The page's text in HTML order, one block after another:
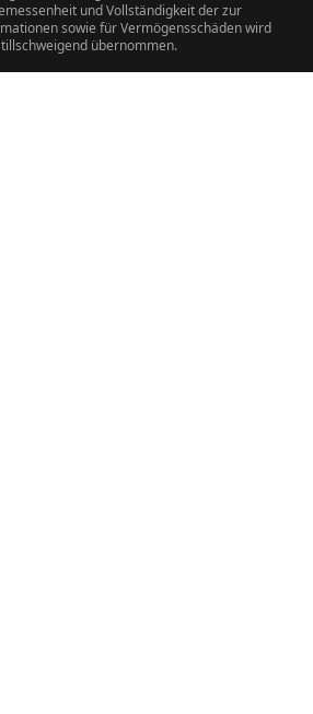
und Vollständigkeit der zur
sowie für Vermögensschäden wird
übernommen.